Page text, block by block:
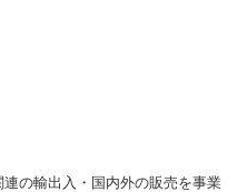
の輸出入・国内外の販売を事業